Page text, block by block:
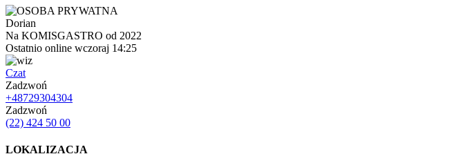
Dorian
Na KOMISGASTRO od 2022
Ostatnio online wczoraj 14:25
Czat
Zadzwoń
+48729304304
Zadzwoń
(22) 424 50 00
LOKALIZACJA